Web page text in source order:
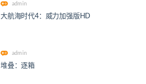
admin
大航海时代4：威力加强版HD
admin
堆叠：逐箱